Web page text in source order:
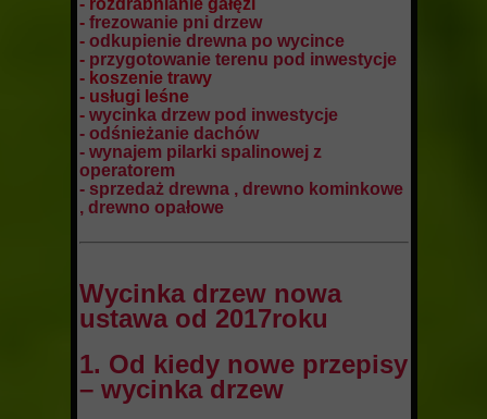
- rozdrabnianie gałęzi
- frezowanie pni drzew
- odkupienie drewna po wycince
- przygotowanie terenu pod inwestycje
- koszenie trawy
- usługi leśne
- wycinka drzew pod inwestycje
- odśnieżanie dachów
- wynajem pilarki spalinowej z
operatorem
- sprzedaż drewna , drewno kominkowe
, drewno opałowe
Wycinka drzew nowa
ustawa od 2017roku
1. Od kiedy nowe przepisy
– wycinka drzew